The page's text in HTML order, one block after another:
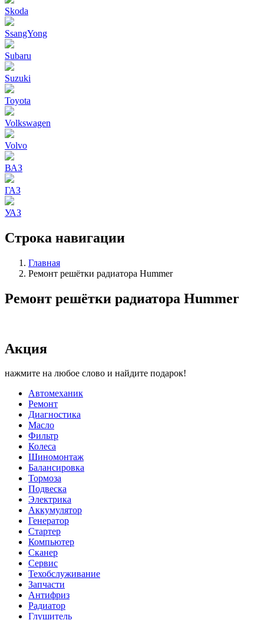
Skoda
SsangYong
Subaru
Suzuki
Toyota
Volkswagen
Volvo
ВАЗ
ГАЗ
УАЗ
Строка навигации
Главная
Ремонт решётки радиатора Hummer
Ремонт решётки радиатора Hummer
Акция
нажмите на любое слово и найдите подарок!
Автомеханик
Ремонт
Диагностика
Масло
Фильтр
Колеса
Шиномонтаж
Балансировка
Тормоза
Подвеска
Электрика
Аккумулятор
Генератор
Стартер
Компьютер
Сканер
Сервис
Техобслуживание
Запчасти
Антифриз
Радиатор
Глушитель